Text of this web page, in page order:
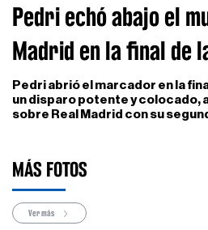
Pedri echó abajo el
Madrid en la final de
Pedri abrió el marcador en la
un disparo potente y colocado,
sobre Real Madrid con su
MÁS FOTOS
Ver más